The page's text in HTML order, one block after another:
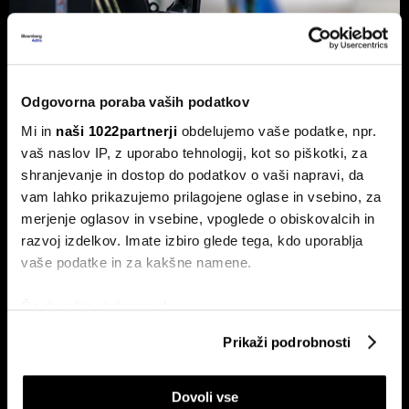
Odgovorna poraba vaših podatkov
Mi in naši 1022partnerji obdelujemo vaše podatke, npr.
vaš naslov IP, z uporabo tehnologij, kot so piškotki, za
shranjevanje in dostop do podatkov o vaši napravi, da
vam lahko prikazujemo prilagojene oglase in vsebino, za
merjenje oglasov in vsebine, vpoglede o obiskovalcih in
razvoj izdelkov. Imate izbiro glede tega, kdo uporablja
vaše podatke in za kakšne namene.
Če dovolite, želimo tudi:
Zbirati informacije o vaši geografski lokaciji, ki so
Identificirati napravo z aktivnim preverjanjem
lastnosti (odčitavanje prstnih odtisov)
Prikaži podrobnosti
Dovoli vse
Od kod prihaja dizel v Slovenijo in ali
bo cena še naprej rasla
Od začetka leta se je sod surove nafte brent podražil za
več kot 30 odstotkov. A potrošniki na bencinskih črpalkah
ne kupujejo surove nafte, temveč njihove derivate.
ETF-tekma Hrvatov in Slovencev
na Ljubljanski borzi: kdo zmaguje
Nas čaka draga kurilna sezona?
EU z najnižjimi zalogami plina v
dveh desetletjih